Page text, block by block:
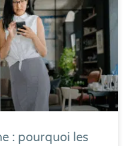
: pourquoi les